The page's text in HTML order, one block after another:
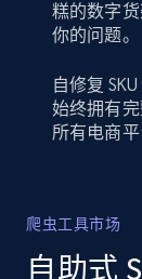
糕的数字
你的问题。
自修复
始终拥有
所有电商平
爬虫工具市场
自助式